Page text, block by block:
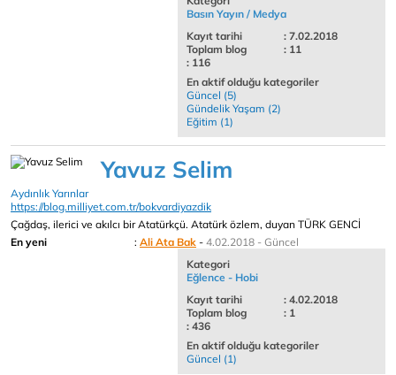
Basın Yayın / Medya
Kayıt tarihi
: 7.02.2018
Toplam blog
: 11
: 116
En aktif olduğu kategoriler
Güncel (5)
Gündelik Yaşam (2)
Eğitim (1)
Yavuz Selim
Aydınlık Yarınlar
https://blog.milliyet.com.tr/bokvardiyazdik
Çağdaş, ilerici ve akılcı bir Atatürkçü. Atatürk özlem, duyan TÜRK GENCİ
En yeni
: Ali Ata Bak - 4.02.2018 - Güncel
Kategori
Eğlence - Hobi
Kayıt tarihi
: 4.02.2018
Toplam blog
: 1
: 436
En aktif olduğu kategoriler
Güncel (1)